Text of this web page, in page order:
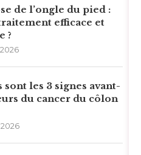
de l’ongle du pied :
efficace et
?
sont les 3 signes avant-
du cancer du côlon